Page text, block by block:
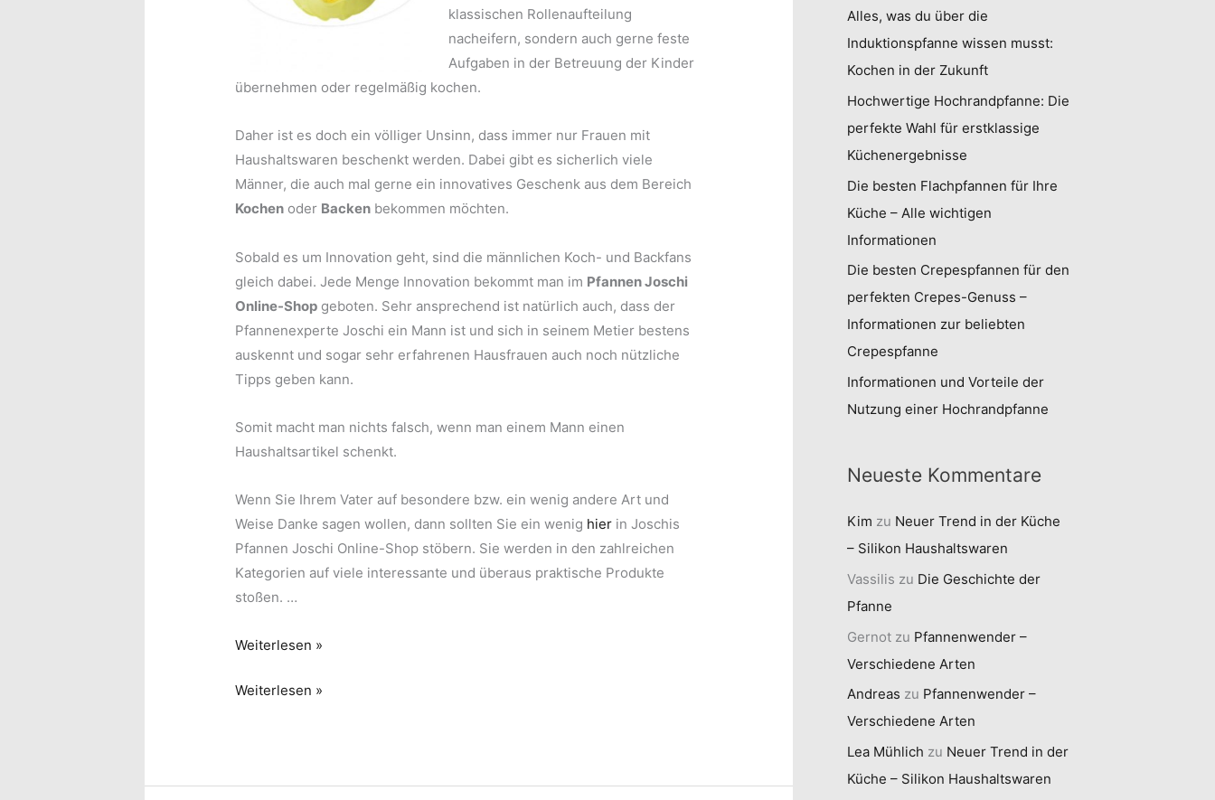
klassischen Rollenaufteilung
nacheifern, sondern auch gerne feste
Aufgaben in der Betreuung der Kinder
übernehmen oder regelmäßig kochen.
Daher ist es doch ein völliger Unsinn, dass immer nur Frauen mit
Haushaltswaren beschenkt werden. Dabei gibt es sicherlich viele
Männer, die auch mal gerne ein innovatives Geschenk aus dem Bereich
Kochen oder Backen bekommen möchten.
Sobald es um Innovation geht, sind die männlichen Koch- und Backfans
gleich dabei. Jede Menge Innovation bekommt man im Pfannen Joschi
Online-Shop geboten. Sehr ansprechend ist natürlich auch, dass der
Pfannenexperte Joschi ein Mann ist und sich in seinem Metier bestens
auskennt und sogar sehr erfahrenen Hausfrauen auch noch nützliche
Tipps geben kann.
Somit macht man nichts falsch, wenn man einem Mann einen
Haushaltsartikel schenkt.
Wenn Sie Ihrem Vater auf besondere bzw. ein wenig andere Art und
Weise Danke sagen wollen, dann sollten Sie ein wenig hier in Joschis
Pfannen Joschi Online-Shop stöbern. Sie werden in den zahlreichen
Kategorien auf viele interessante und überaus praktische Produkte
stoßen. …
Danke
Weiterlesen »
Danke
Weiterlesen »
Alles, was du über die
Induktionspfanne wissen musst:
Kochen in der Zukunft
Hochwertige Hochrandpfanne: Die
perfekte Wahl für erstklassige
Küchenergebnisse
Die besten Flachpfannen für Ihre
Küche – Alle wichtigen
Informationen
Die besten Crepespfannen für den
perfekten Crepes-Genuss –
Informationen zur beliebten
Crepespfanne
Informationen und Vorteile der
Nutzung einer Hochrandpfanne
Neueste Kommentare
Kim zu Neuer Trend in der Küche
– Silikon Haushaltswaren
Vassilis zu Die Geschichte der
Pfanne
Gernotzu Pfannenwender –
Verschiedene Arten
Andreas zu Pfannenwender –
Verschiedene Arten
Lea Mühlich zu Neuer Trend in der
Küche – Silikon Haushaltswaren